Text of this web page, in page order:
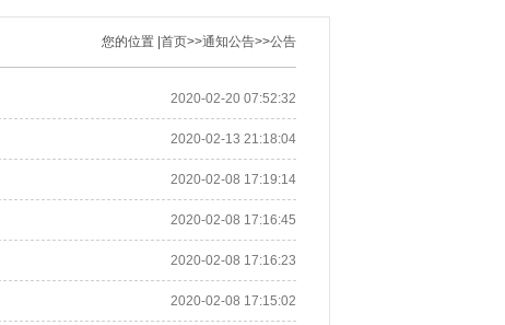
您的位置 | 首页>>通知公告>>公告
2020-02-20 07:52:32
2020-02-13 21:18:04
2020-02-08 17:19:14
2020-02-08 17:16:45
2020-02-08 17:16:23
2020-02-08 17:15:02